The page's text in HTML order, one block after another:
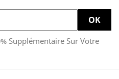
Supplémentaire Sur Votre